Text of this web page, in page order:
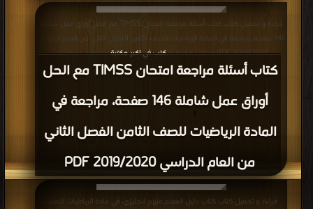
كتاب أسئلة مراجعة امتحان TIMSS مع الحل
أوراق عمل شاملة 146 صفحة، مراجعة في
المادة الرياضيات للصف الثامن الفصل الثاني
من العام الدراسي 2019/2020 PDF
قراءة و تحميل كتاب كتاب أسئلة مراجعة امتحان TIMSS مع الحل أوراق عمل شاملة
146 صفحة، مراجعة في المادة الرياضيات للصف الثامن الفصل الثاني من العام الدراسي
2019/2020 PDF مجانا | مكتبة >
كتب في اكبر مكتبة| التحميل : مرة/مرات
قراءة و تحميل كتاب كتاب دليل المعلم,منهج انجليزي، في مادة الرياضيات للصف